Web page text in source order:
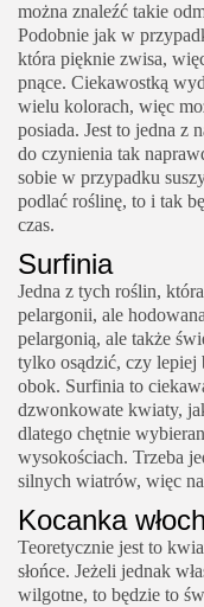
można znaleźć takie
Podobnie jak w
która pięknie zwisa,
pnące. Ciekawostką
wielu kolorach, więc
posiada. Jest to jedna z
do czynienia tak
sobie w przypadku
podlać roślinę, to i tak
czas.
Surfinia
Jedna z tych roślin,
pelargonii, ale
pelargonią, ale także
tylko osądzić, czy lepiej
obok. Surfinia to
dzwonkowate kwiaty,
dlatego chętnie
wysokościach. Trzeba
silnych wiatrów, więc
Kocanka
Teoretycznie jest to
słońce. Jeżeli jednak
wilgotne, to będzie to